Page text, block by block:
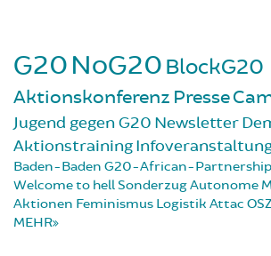
G20NoG20 BlockG20
Aktionskonferenz Presse
Jugend gegen G20 Newsletter
Aktionstraining
Baden-Baden G20-African-Partnership
Welcome to hellSonderzugAutonome
Aktionen Feminismus Logistik Attac
MEHR